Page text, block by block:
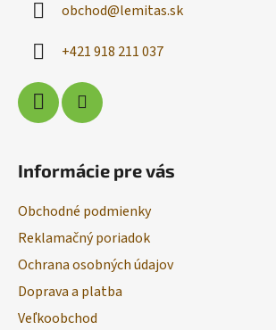
obchod@lemitas.sk
+421 918 211 037
Informácie pre vás
Obchodné podmienky
Reklamačný poriadok
Ochrana osobných údajov
Doprava a platba
Veľkoobchod